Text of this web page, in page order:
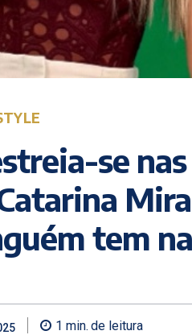
se nas
tem
1 min. de leitura